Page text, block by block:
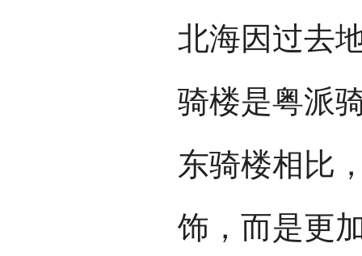
北海因过去
骑楼是粤派
东骑楼相比
饰，而是更